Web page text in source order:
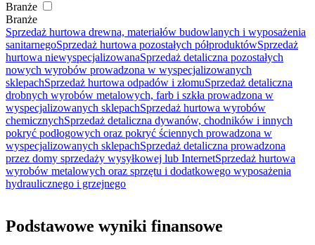
Branże
Branże
Sprzedaż hurtowa drewna, materiałów budowlanych i wyposażenia
sanitarnegoSprzedaż hurtowa pozostałych półproduktówSprzedaż
hurtowa niewyspecjalizowanaSprzedaż detaliczna pozostałych
nowych wyrobów prowadzona w wyspecjalizowanych
sklepachSprzedaż hurtowa odpadów i złomuSprzedaż detaliczna
drobnych wyrobów metalowych, farb i szkła prowadzona w
wyspecjalizowanych sklepachSprzedaż hurtowa wyrobów
chemicznychSprzedaż detaliczna dywanów, chodników i innych
pokryć podłogowych oraz pokryć ściennych prowadzona w
wyspecjalizowanych sklepachSprzedaż detaliczna prowadzona
przez domy sprzedaży wysyłkowej lub InternetSprzedaż hurtowa
wyrobów metalowych oraz sprzętu i dodatkowego wyposażenia
hydraulicznego i grzejnego
Podstawowe wyniki finansowe